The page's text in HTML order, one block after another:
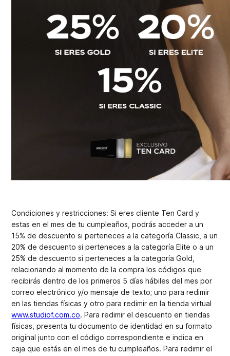
Condiciones y restricciones: Si eres cliente Ten Card y
estas en el mes de tu cumpleaños, podrás acceder a un
15% de descuento si perteneces a la categoría Classic, a un
20% de descuento si perteneces a la categoría Elite o a un
25% de descuento si perteneces a la categoría Gold,
relacionando al momento de la compra los códigos que
recibirás dentro de los primeros 5 días hábiles del mes por
correo electrónico y/o mensaje de texto; uno para redimir
en las tiendas físicas y otro para redimir en la tienda virtual
www.studiof.com.co. Para redimir el descuento en tiendas
físicas, presenta tu documento de identidad en su formato
original junto con el código correspondiente e indica en
caja que estás en el mes de tu cumpleaños. Para redimir el